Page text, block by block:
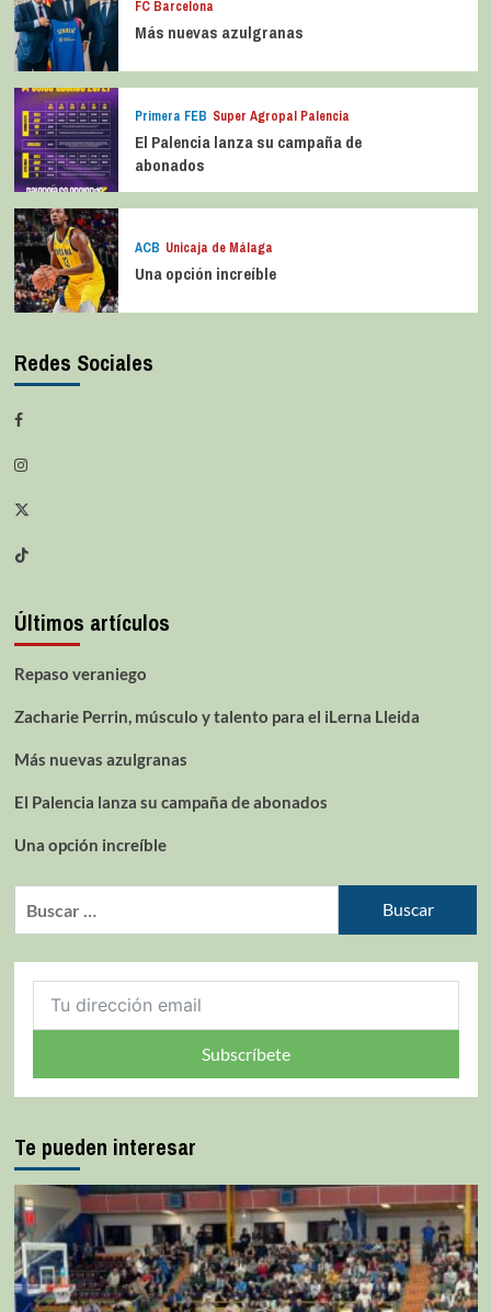
FC Barcelona
Más nuevas azulgranas
Primera FEB Super Agropal Palencia
El Palencia lanza su campaña de
abonados
ACB Unicaja de Málaga
Una opción increíble
Redes Sociales
Últimos artículos
Repaso veraniego
Zacharie Perrin, músculo y talento para el iLerna Lleida
Más nuevas azulgranas
El Palencia lanza su campaña de abonados
Una opción increíble
Subscríbete
Te pueden interesar